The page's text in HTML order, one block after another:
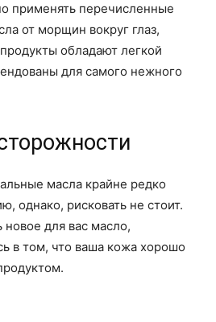
применять перечисленные
от морщин вокруг глаз,
обладают легкой
для самого нежного
масла крайне редко
однако, рисковать не стоит.
для вас масло,
в том, что ваша кожа хорошо